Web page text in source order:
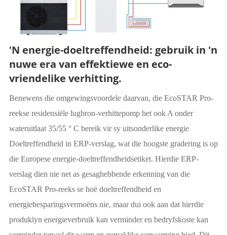
'N energie-doeltreffendheid: gebruik in 'n
nuwe era van effektiewe en eco-
vriendelike verhitting.
Benewens die omgewingsvoordele daarvan, die EcoSTAR Pro-
reekse residensiële lugbron-verhittepomp het ook A onder
wateruitlaat 35/55 ° C bereik vir sy uitsonderlike energie
Doeltreffendheid in ERP-verslag, wat die hoogste gradering is op
die Europese energie-doeltreffendheidsetiket. Hierdie ERP-
verslag dien nie net as gesaghebbende erkenning van die
EcoSTAR Pro-reeks se hoë doeltreffendheid en
energiebesparingsvermoëns nie, maar dui ook aan dat hierdie
produklyn energieverbruik kan verminder en bedryfskoste kan